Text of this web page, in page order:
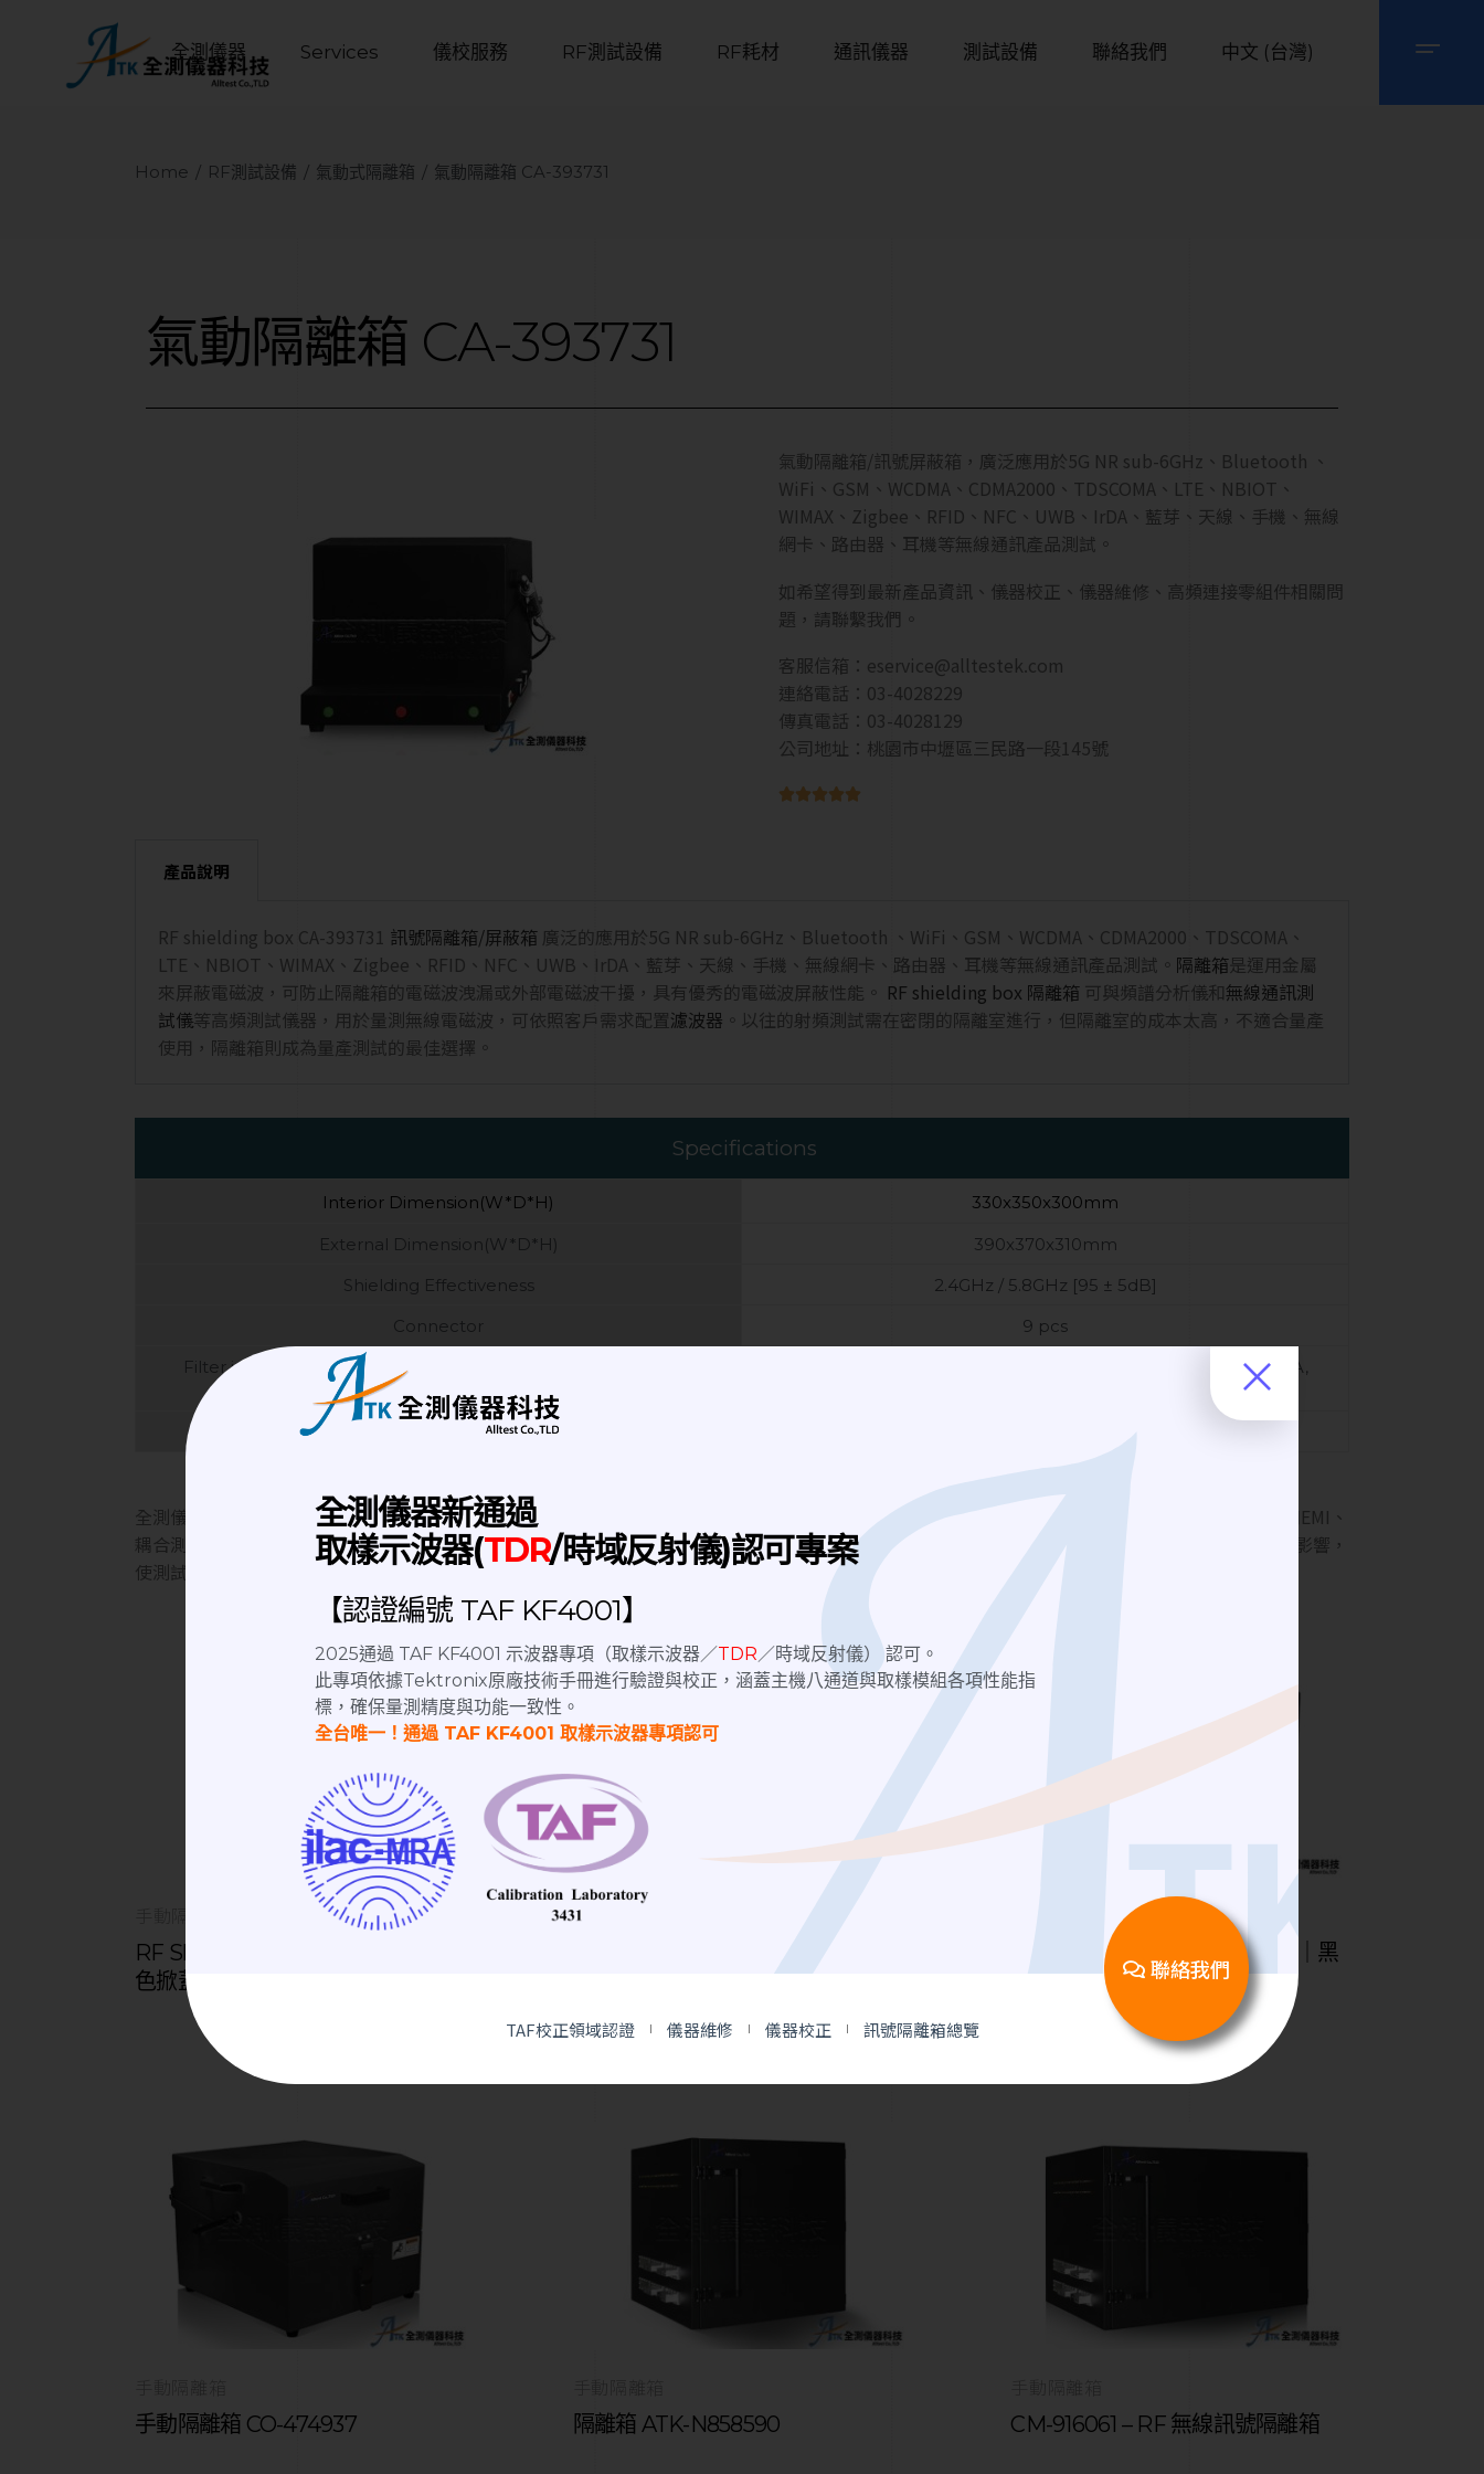
全測儀器 Services 儀校服務 RF測試設備 RF耗材 通訊儀器 測試設備 聯絡我們 中文 (台灣)
Home RF測試設備 氣動式隔離箱 氣動隔離箱 CA-393731
氣動隔離箱 CA-393731
氣動隔離箱/訊號屏蔽箱，廣泛應用於5G NR sub-6GHz、Bluetooth 、
WiFi、GSM、WCDMA、CDMA2000、TDSCOMA、LTE、NBIOT、
WIMAX、Zigbee、RFID、NFC、UWB、IrDA、藍芽、天線、手機、無線
網卡、路由器、耳機等無線通訊產品測試。
如希望得到最新產品資訊、儀器校正、儀器維修、高頻連接零組件相關問
題，請聯繫我們。
客服信箱： eservice@alltestek.com
連絡電話：03-4028229
傳真電話：03-4028129
公司地址：桃園市中壢區三民路一段145號

產品說明
RF shielding box CA-393731 訊號隔離箱/屏蔽箱 廣泛的應用於5G NR sub-6GHz、Bluetooth 、WiFi、GSM、WCDMA、CDMA2000、TDSCOMA、
LTE、NBIOT、WIMAX、Zigbee、RFID、NFC、UWB、IrDA、藍芽、天線、手機、無線網卡、路由器、耳機等無線通訊產品測試。 隔離箱是運用金屬
來屏蔽電磁波，可防止隔離箱的電磁波洩漏或外部電磁波干擾，具有優秀的電磁波屏蔽性能。 RF shielding box 隔離箱 可與頻譜分析儀和無線通訊測
試儀等高頻測試儀器，用於量測無線電磁波，可依照客戶需求配置濾波器 。以往的射頻測試需在密閉的隔離室進行，但隔離室的成本太高，不適合量產
使用，隔離箱則成為量產測試的最佳選擇。
Specifications
Interior Dimension(W*D*H)
330x350x300mm
External Dimension(W*D*H)
390x370x310mm
Shielding Effectiveness
2.4GHz / 5.8GHz [95 ± 5dB]
Connector
9 pcs
Filter interface (In accordance with testing requirements can
choose to use different filter interface.)
4 pcs (VGA, DB9, DB25, USB2.0, USB3.0, SMA, RJ45, BNC, RCA,
Operation Method
全測儀器科技位於桃園中壢區，新屋交流道旁，提供各尺寸屏蔽箱，提供您最佳屏蔽箱解決方案。依測試需求，可選用不同介面的濾波器。測試EMC和EMI、
耦合測試、發射機輻射功率測試、接收機靈敏度測試等，RF功能相關測試。 隔離外部基站信號、外部干擾信號，吸收箱內射頻信號。 降低外部人員的影響，
使測試更精確，隔離測試設備干擾，多種測試流程的整合，簡化流程並提高效率。
掀蓋式隔離箱
RF Shielding Box 氣動隔離箱｜黑
色掀蓋型
手動隔離箱
RF Shielding Box 薄型隔離箱｜白
手動隔離箱
掀蓋式隔離箱
RF Shielding Box 掀蓋隔離箱｜黑
色手動型
手動隔離箱 CO-474937
隔離箱 ATK-N858590
CM-916061 – RF 無線訊號隔離箱
全測儀器新通過
取樣示波器(TDR/時域反射儀)認可專案
【認證編號 TAF KF4001】
2025通過 TAF KF4001 示波器專項（取樣示波器／TDR／時域反射儀） 認可。
此專項依據Tektronix原廠技術手冊進行驗證與校正，涵蓋主機八通道與取樣模組各項性能指
標，確保量測精度與功能一致性。
全台唯一！通過 TAF KF4001 取樣示波器專項認可
TAF校正領域認證 儀器維修 儀器校正 訊號隔離箱總覽
聯絡我們